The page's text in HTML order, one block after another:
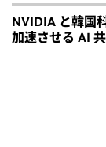
NVIDIA と韓国
加速させる AI